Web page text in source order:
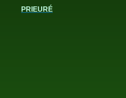
PRIEURÉ